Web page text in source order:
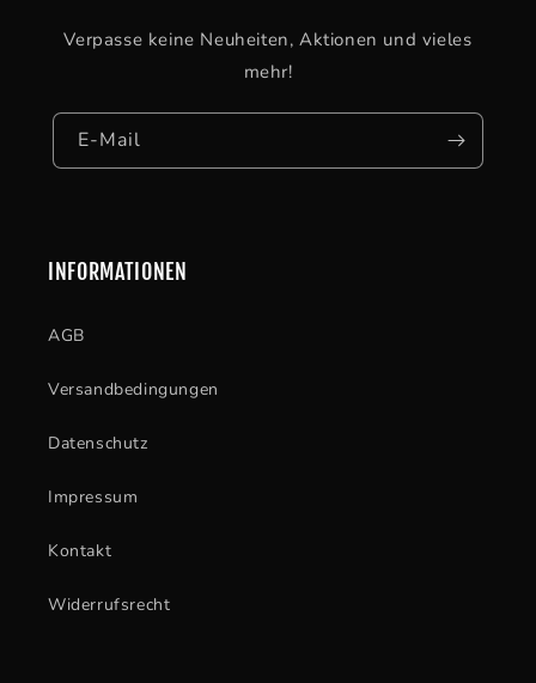
Verpasse keine Neuheiten, Aktionen und vieles
mehr!
E-Mail
INFORMATIONEN
AGB
Versandbedingungen
Datenschutz
Impressum
Kontakt
Widerrufsrecht